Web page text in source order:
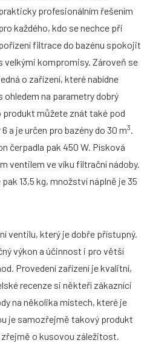
profesionálním řešením
každého, kdo se nechce při
filtrace do bazénu spokojit
velkými kompromisy. Zároveň se
o zařízení, které nabídne
ohledem na parametry dobrý
produkt můžete znát také pod
a je určen pro bazény do 30 m3.
čerpadla pak 450 W. Písková
ventilem ve víku filtrační nádoby.
13,5 kg, množství náplně je 35
ventilu, který je dobře přístupný.
výkon a účinnost i pro větší
Provedení zařízení je kvalitní,
recenze si někteří zákazníci
na několika místech, které je
je samozřejmě takový produkt
o kusovou záležitost.